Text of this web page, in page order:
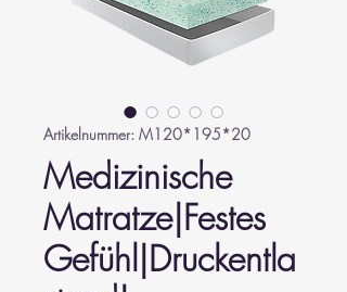
Artikelnummer: M120*195*20
Medizinische
Matratze|Festes
Gefühl|Druckentla